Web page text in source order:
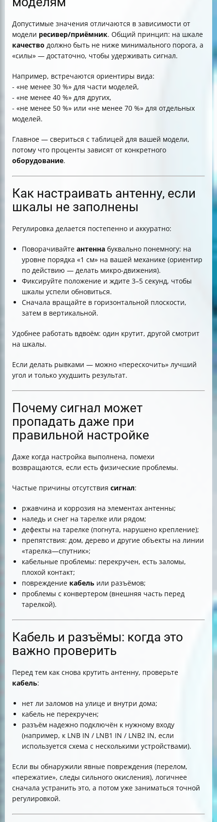
Допустимые значения отличаются в зависимости от
модели ресивер/приёмник. Общий принцип: на шкале
качество должно быть не ниже минимального порога, а
«силы» — достаточно, чтобы удерживать сигнал.
Например, встречаются ориентиры вида:
- «не менее 30 %» для части моделей,
- «не менее 40 %» для других,
- «не менее 50 %» или «не менее 70 %» для отдельных
моделей.
Главное — свериться с таблицей для вашей модели,
потому что проценты зависят от конкретного
оборудование.
Как настраивать антенну, если
шкалы не заполнены
Регулировка делается постепенно и аккуратно:
Поворачивайте антенна буквально понемногу: на
уровне порядка «1 см» на вашей механике (ориентир
по действию — делать микро-движения).
Фиксируйте положение и ждите 3–5 секунд, чтобы
шкалы успели обновиться.
Сначала вращайте в горизонтальной плоскости,
затем в вертикальной.
Удобнее работать вдвоём: один крутит, другой смотрит
на шкалы.
Если делать рывками — можно «перескочить» лучший
угол и только ухудшить результат.
Почему сигнал может
пропадать даже при
правильной настройке
Даже когда настройка выполнена, помехи
возвращаются, если есть физические проблемы.
Частые причины отсутствия сигнал:
ржавчина и коррозия на элементах антенны;
наледь и снег на тарелке или рядом;
дефекты на тарелке (погнута, нарушено крепление);
препятствия: дом, дерево и другие объекты на линии
«тарелка—спутник»;
кабельные проблемы: перекручен, есть заломы,
плохой контакт;
повреждение кабель или разъёмов;
проблемы с конвертером (внешняя часть перед
тарелкой).
Кабель и разъёмы: когда это
важно проверить
Перед тем как снова крутить антенну, проверьте
кабель:
нет ли заломов на улице и внутри дома;
кабель не перекручен;
разъём надежно подключён к нужному входу
(например, к LNB IN / LNB1 IN / LNB2 IN, если
используется схема с несколькими устройствами).
Если вы обнаружили явные повреждения (перелом,
«пережатие», следы сильного окисления), логичнее
сначала устранить это, а потом уже заниматься точной
регулировкой.